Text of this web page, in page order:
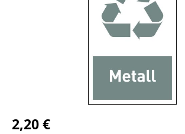
2,20 €